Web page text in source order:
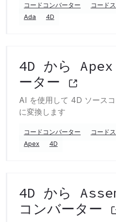
コードコンバーター コード
Ada
4D
4D から
ーター
AI を使用して 4D ソース
に変換します
コードコンバーター コード
Apex
4D
4D から
コンバーター